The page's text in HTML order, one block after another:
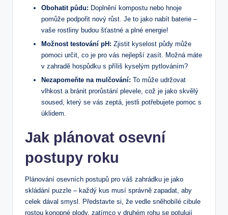
Obohatit půdu: Doplnění kompostu nebo hnoje
pomůže podpořit nový růst. Je to jako nabít baterie –
vaše rostliny budou šťastné a plné energie!
Možnost testování pH: Zjistit kyselost půdy může
pomoci určit, co je pro vás nejlepší zasít. Možná máte
v zahradě hospůdku s příliš kyselým pytlováním?
Nezapomeňte na mulčování: To může udržovat
vlhkost a bránit prorůstání plevele, což je jako skvělý
soused, který se vás zeptá, jestli potřebujete pomoc s
úklidem.
Jak plánovat osevní
postupy roku
Plánování osevních postupů pro váš zahrádku je jako
skládání puzzle – každý kus musí správně zapadat, aby
celek dával smysl. Představte si, že vedle sněhobílé cibule
rostou konopné plody, zatímco v druhém rohu se potulují